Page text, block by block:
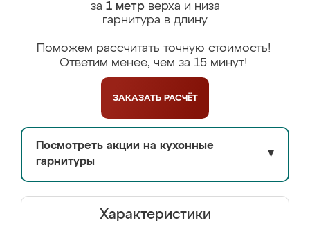
за 1 метрверха и низа
гарнитура в длину
Поможем рассчитать точную стоимость!
Ответим менее, чем за 15 минут!
ЗАКАЗАТЬ РАСЧЁТ
Посмотреть акции на кухонные
гарнитуры
▼
Характеристики